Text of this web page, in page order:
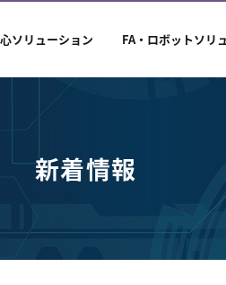
ソリューション FA・ロボットソリ
新着情報